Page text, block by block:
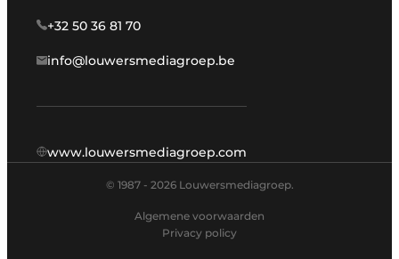
+32 50 36 81 70
info@louwersmediagroep.be
www.louwersmediagroep.com
© 1987 - 2026 Louwersmediagroep.
Algemene voorwaarden
Privacy policy